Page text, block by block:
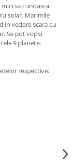
sa cunoasca
solar. Marimile
vedere scara cu
Se pot vopsi
9 planete.
respective: